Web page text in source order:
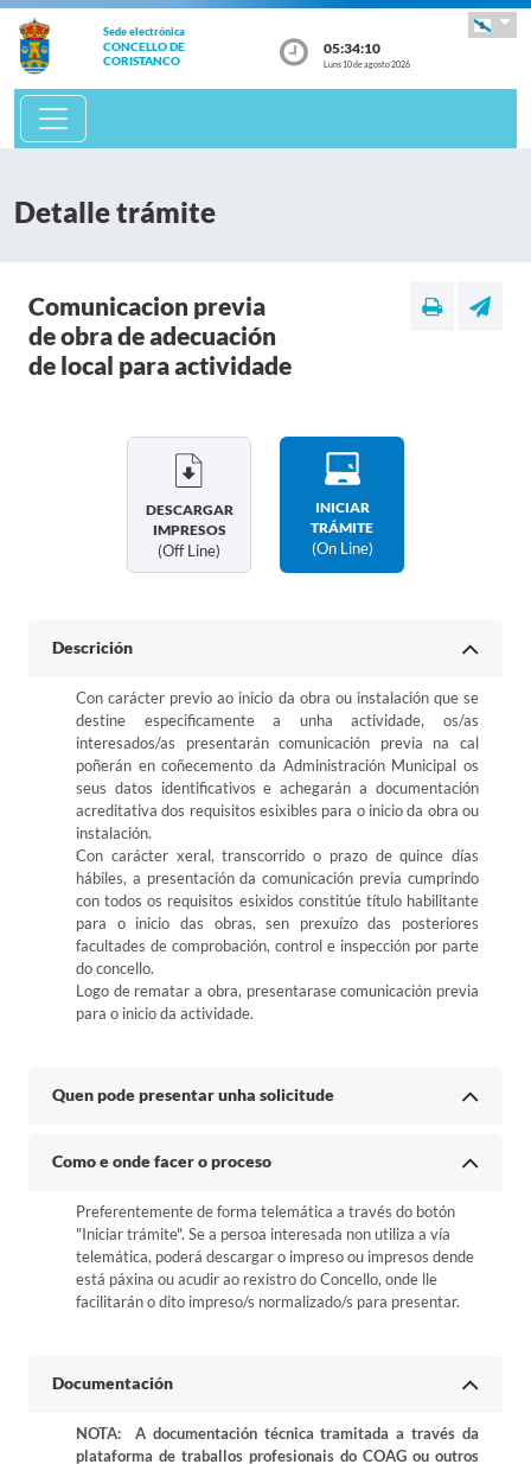
Sede electrónica
CONCELLO DE
CORISTANCO
05:34:10
Luns 10 de agosto 2026
Detalle trámite
Comunicacion previa
de obra de adecuación
de local para actividade
DESCARGAR
IMPRESOS
(off Line)
INICIAR
TRÁMITE
(on Line)
Descrición
Con carácter previo ao inicio da obra ou instalación que se
destine especificamente a unha actividade, os/as
interesados/as presentarán comunicación previa na cal
poñerán en coñecemento da Administración Municipal os
seus datos identificativos e achegarán a documentación
acreditativa dos requisitos esixibles para o inicio da obra ou
instalación.
Con carácter xeral, transcorrido o prazo de quince días
hábiles, a presentación da comunicación previa cumprindo
con todos os requisitos esixidos constitúe título habilitante
para o inicio das obras, sen prexuízo das posteriores
facultades de comprobación, control e inspección por parte
do concello.
Logo de rematar a obra, presentarase comunicación previa
para o inicio da actividade.
Quen pode presentar unha solicitude
Como e onde facer o proceso
Preferentemente de forma telemática a través do botón
"Iniciar trámite". Se a persoa interesada non utiliza a vía
telemática, poderá descargar o impreso ou impresos dende
está páxina ou acudir ao rexistro do Concello, onde lle
facilitarán o dito impreso/s normalizado/s para presentar.
Documentación
NOTA: A documentación técnica tramitada a través da
plataforma de traballos profesionais do COAG ou outros